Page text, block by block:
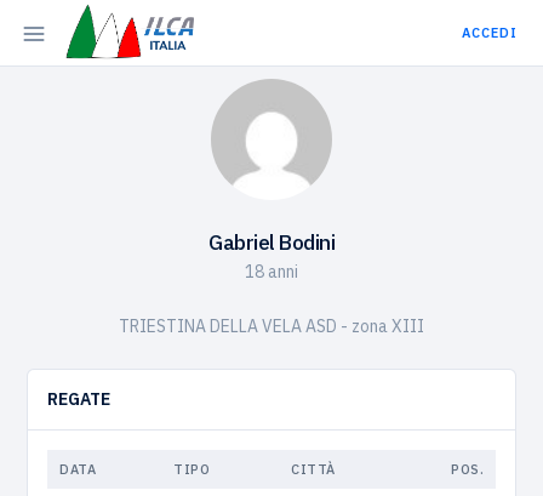
ACCEDI
Gabriel Bodini
18 anni
TRIESTINA DELLA VELA ASD - zona XIII
REGATE
DATA TIPO CITTÀ POS.